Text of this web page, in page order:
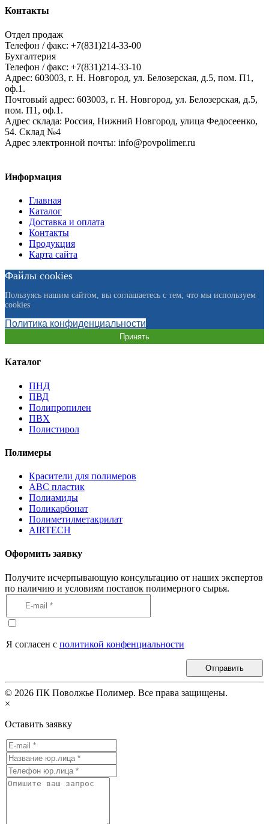
Контакты
Отдел продаж
Телефон / факс: +7(831)214-33-00
Бухгалтерия
Телефон / факс: +7(831)214-33-10
Адрес: 603003, г. Н. Новгород, ул. Белозерская, д.5, пом. П1,
оф.1.
Почтовый адрес: 603003, г. Н. Новгород, ул. Белозерская, д.5,
пом. П1, оф.1.
Адрес склада: Россия, Нижний Новгород, улица Федосеенко,
54. Склад №4
Адрес электронной почты: info@povpolimer.ru
Информация
Главная
Каталог
Доставка и оплата
Контакты
Продукция
Карта сайта
Файлы cookies
Пользуясь нашим сайтом, вы соглашаетесь с тем, что мы используем
cookies
Политика конфиденциальности
Принять
Каталог
ПНД
ПВД
Полипропилен
ПВХ
Полистирол
Полимеры
Красители для полимеров
АВС пластик
Полиамиды
Поликарбонат
Полиметилметакрилат
AIRTECH
Оформить заявку
Получите исчерпывающую консультацию от наших экспертов
по наличию и условиям поставок полимерного сырья.
Я согласен с политикой конфенциальности
Отправить
© 2026 ПК Поволжье Полимер. Все права защищены.
×
Оставить заявку